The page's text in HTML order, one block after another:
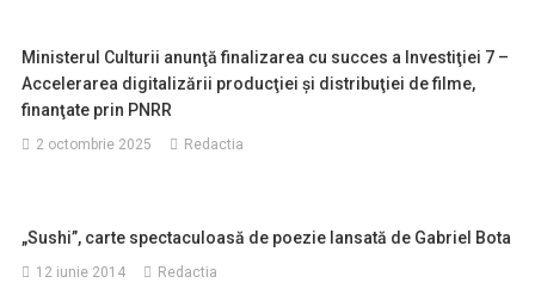
Ministerul Culturii anunţă finalizarea cu succes a Investiţiei 7 –
Accelerarea digitalizării producţiei şi distribuţiei de filme,
finanţate prin PNRR
2 octombrie 2025 Redactia
„Sushi”, carte spectaculoasă de poezie lansată de Gabriel Bota
12 iunie 2014 Redactia